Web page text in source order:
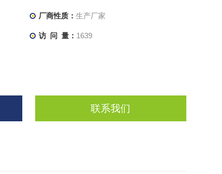
厂商性质： 生产厂家
访 问 量： 1639
联系我们